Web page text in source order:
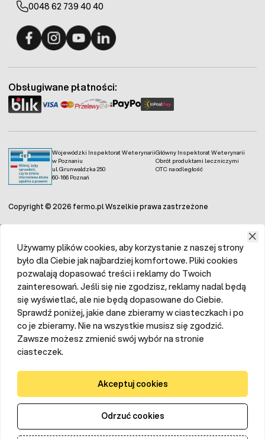
0048 62 739 40 40
Wojewódzki Inspektorat Weterynarii
w Poznaniu
ul. Grunwaldzka 250
60-166 Poznań
Główny Inspektorat Weterynarii
Obrót produktami leczniczymi
OTC na odległość
Obsługiwane płatności:
Copyright © 2026 fermo.pl Wszelkie prawa zastrzeżone
Używamy plików cookies, aby korzystanie z naszej strony
było dla Ciebie jak najbardziej komfortowe. Pliki cookies
pozwalają dopasować treści i reklamy do Twoich
zainteresowań. Jeśli się nie zgodzisz, reklamy nadal będą
się wyświetlać, ale nie będą dopasowane do Ciebie.
Sprawdź poniżej, jakie dane zbieramy w ciasteczkach i po
co je zbieramy. Nie na wszystkie musisz się zgodzić.
Zawsze możesz zmienić swój wybór na stronie
ciasteczek.
Akceptuj cookies
Odrzuć cookies